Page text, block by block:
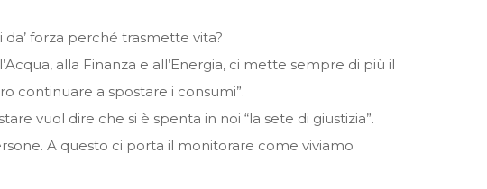
forza perché trasmette vita?
alla Finanza e all’Energia, ci mette sempre di più il
continuare a spostare i consumi”.
vuol dire che si è spenta in noi “la sete di giustizia”.
A questo ci porta il monitorare come viviamo